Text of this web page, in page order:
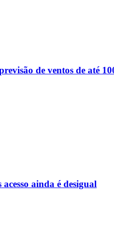
de ventos de até
ainda é desigual